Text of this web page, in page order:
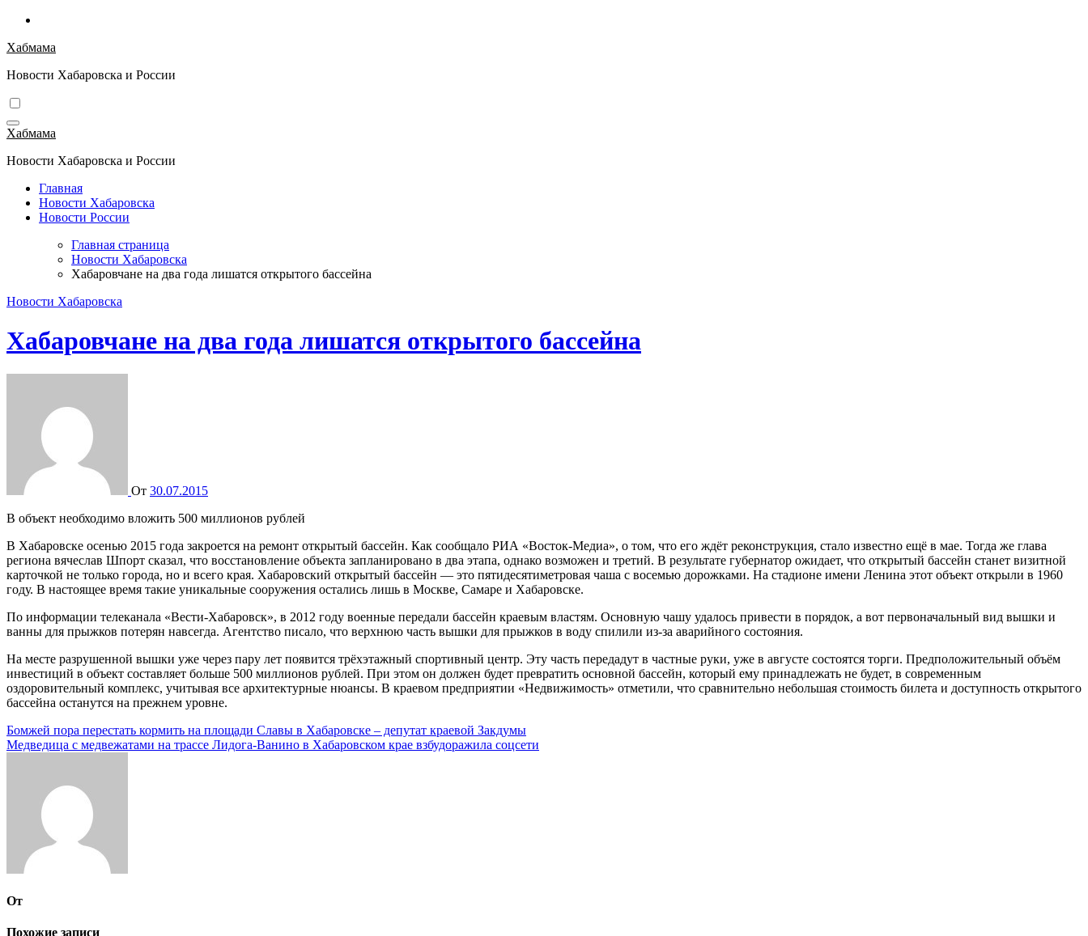
Перейти
содержимому
Хабмама
Новости Хабаровска и России
Хабмама
Новости Хабаровска и России
Главная
Новости Хабаровска
Новости России
Главная страница
Новости Хабаровска
Хабаровчане на два года лишатся открытого бассейна
Новости Хабаровска
Хабаровчане на два года лишатся открытого бассейна
От 30.07.2015
В объект необходимо вложить 500 миллионов рублей
В Хабаровске осенью 2015 года закроется на ремонт открытый бассейн. Как сообщало РИА «Восток-Медиа», о том, что его ждёт реконструкция, стало известно ещё в мае. Тогда же глава
региона вячеслав Шпорт сказал, что восстановление объекта запланировано в два этапа, однако возможен и третий. В результате губернатор ожидает, что открытый бассейн станет визитной
карточкой не только города, но и всего края. Хабаровский открытый бассейн — это пятидесятиметровая чаша с восемью дорожками. На стадионе имени Ленина этот объект открыли в 1960
году. В настоящее время такие уникальные сооружения остались лишь в Москве, Самаре и Хабаровске.
По информации телеканала «Вести-Хабаровск», в 2012 году военные передали бассейн краевым властям. Основную чашу удалось привести в порядок, а вот первоначальный вид вышки и
ванны для прыжков потерян навсегда. Агентство писало, что верхнюю часть вышки для прыжков в воду спилили из-за аварийного состояния.
На месте разрушенной вышки уже через пару лет появится трёхэтажный спортивный центр. Эту часть передадут в частные руки, уже в августе состоятся торги. Предположительный объём
инвестиций в объект составляет больше 500 миллионов рублей. При этом он должен будет превратить основной бассейн, который ему принадлежать не будет, в современным
оздоровительный комплекс, учитывая все архитектурные нюансы. В краевом предприятии «Недвижимость» отметили, что сравнительно небольшая стоимость билета и доступность открытого
бассейна останутся на прежнем уровне.
Навигация
по
Бомжей пора перестать кормить на площади Славы в Хабаровске – депутат краевой Закдумы
Медведица с медвежатами на трассе Лидога-Ванино в Хабаровском крае взбудоражила соцсети
От
Похожие записи